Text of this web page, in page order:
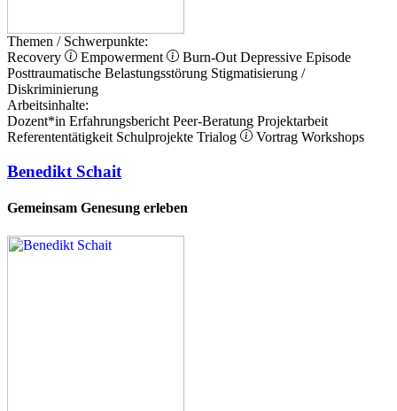
Themen / Schwerpunkte:
Recovery
Empowerment Burn-Out Depressive Episode
Posttraumatische Belastungsstörung Stigmatisierung /
Diskriminierung
Arbeitsinhalte:
Dozent*in Erfahrungsbericht Peer-Beratung Projektarbeit
Referententätigkeit Schulprojekte Trialog Vortrag Workshops
Benedikt Schait
Gemeinsam Genesung erleben